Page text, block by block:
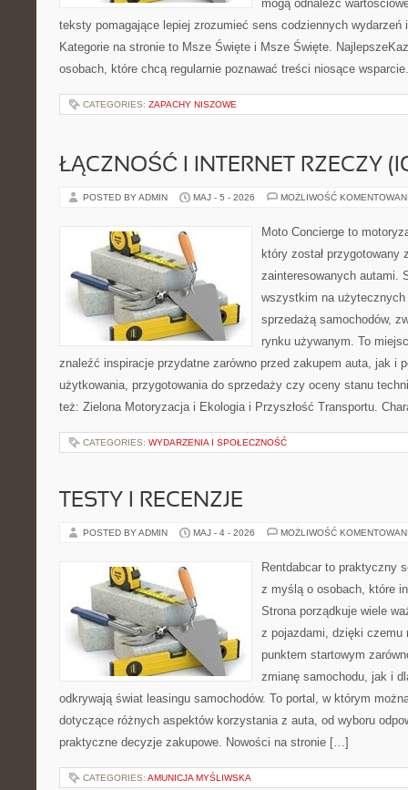
mogą odnaleźć
teksty pomagające lepiej zrozumieć sens codziennych wydarzeń
Kategorie na stronie to Msze Święte i Msze Święte.
osobach, które chcą regularnie poznawać treści niosące
CATEGORIES: ZAPACHY NISZOWE
ŁĄCZNOŚĆ I INTERNET RZECZY
POSTED BY ADMIN MAJ - 5 - 2026 MOŻLIWOŚĆ
Moto Concierge to
który został przygotowany
zainteresowanych autami.
wszystkim na
sprzedażą samochodów,
rynku używanym. To
znaleźć inspiracje przydatne zarówno przed zakupem auta, jak i
użytkowania, przygotowania do sprzedaży czy oceny stanu
też: Zielona Motoryzacja i Ekologia i Przyszłość Transportu.
CATEGORIES: WYDARZENIA I SPOŁECZNOŚĆ
TESTY I RECENZJE
POSTED BY ADMIN MAJ - 4 - 2026 MOŻLIWOŚĆ
Rentdabcar to praktyczny
z myślą o osobach, które
Strona porządkuje wiele
z pojazdami, dzięki czemu
punktem startowym
zmianę samochodu, jak i
odkrywają świat leasingu samochodów. To portal, w którym
dotyczące różnych aspektów korzystania z auta, od wyboru
praktyczne decyzje zakupowe. Nowości na stronie […]
CATEGORIES: AMUNICJA MYŚLIWSKA